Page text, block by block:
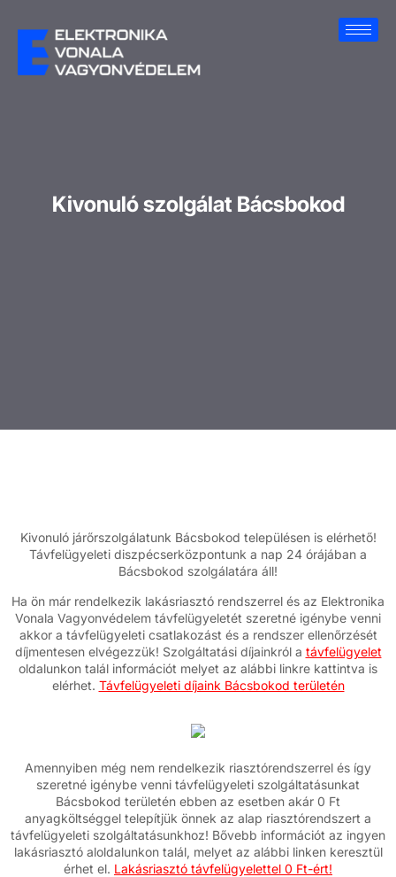
Kivonuló szolgálat Bácsbokod
Kivonuló járőrszolgálatunk Bácsbokod településen is elérhető!
Távfelügyeleti diszpécserközpontunk a nap 24 órájában a
Bácsbokod szolgálatára áll!
Ha ön már rendelkezik lakásriasztó rendszerrel és az Elektronika
Vonala Vagyonvédelem távfelügyeletét szeretné igénybe venni
akkor a távfelügyeleti csatlakozást és a rendszer ellenőrzését
díjmentesen elvégezzük! Szolgáltatási díjainkról a távfelügyelet
oldalunkon talál információt melyet az alábbi linkre kattintva is
elérhet. Távfelügyeleti díjaink Bácsbokod területén
Amennyiben még nem rendelkezik riasztórendszerrel és így
szeretné igénybe venni távfelügyeleti szolgáltatásunkat
Bácsbokod területén ebben az esetben akár 0 Ft
anyagköltséggel telepítjük önnek az alap riasztórendszert a
távfelügyeleti szolgáltatásunkhoz! Bővebb információt az ingyen
lakásriasztó aloldalunkon talál, melyet az alábbi linken keresztül
érhet el. Lakásriasztó távfelügyelettel 0 Ft-ért!